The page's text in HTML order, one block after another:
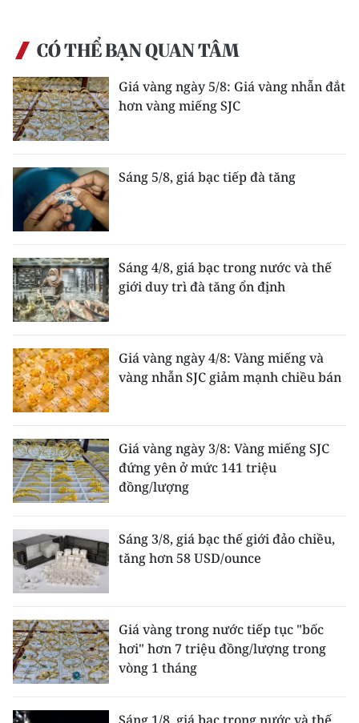
CÓ THỂ BẠN QUAN TÂM
Giá vàng ngày 5/8: Giá vàng nhẫn đắt
hơn vàng miếng SJC
Sáng 5/8, giá bạc tiếp đà tăng
Sáng 4/8, giá bạc trong nước và thế
giới duy trì đà tăng ổn định
Giá vàng ngày 4/8: Vàng miếng và
vàng nhẫn SJC giảm mạnh chiều bán
Giá vàng ngày 3/8: Vàng miếng SJC
đứng yên ở mức 141 triệu
đồng/lượng
Sáng 3/8, giá bạc thế giới đảo chiều,
tăng hơn 58 USD/ounce
Giá vàng trong nước tiếp tục "bốc
hơi" hơn 7 triệu đồng/lượng trong
vòng 1 tháng